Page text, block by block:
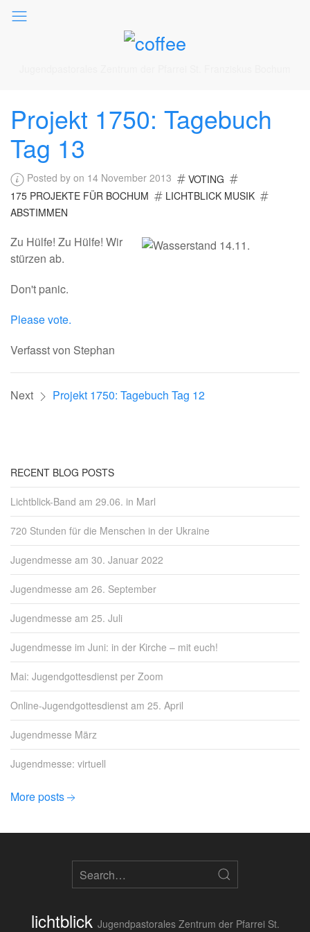
Projekt 1750: Tagebuch
Tag 13
Posted by on 14 November 2013
VOTING
175 PROJEKTE FÜR BOCHUM
LICHTBLICK MUSIK
ABSTIMMEN
Zu Hülfe! Zu Hülfe! Wir
stürzen ab.
Don't panic.
Please vote.
Verfasst von Stephan
Next Projekt 1750: Tagebuch Tag 12
RECENT BLOG POSTS
Lichtblick-Band am 29.06. in Marl
720 Stunden für die Menschen in der Ukraine
Jugendmesse am 30. Januar 2022
Jugendmesse am 26. September
Jugendmesse am 25. Juli
Jugendmesse im Juni: in der Kirche – mit euch!
Mai: Jugendgottesdienst per Zoom
Online-Jugendgottesdienst am 25. April
Jugendmesse März
Jugendmesse: virtuell
More posts
lichtblick Jugendpastorales Zentrum der Pfarrei St.